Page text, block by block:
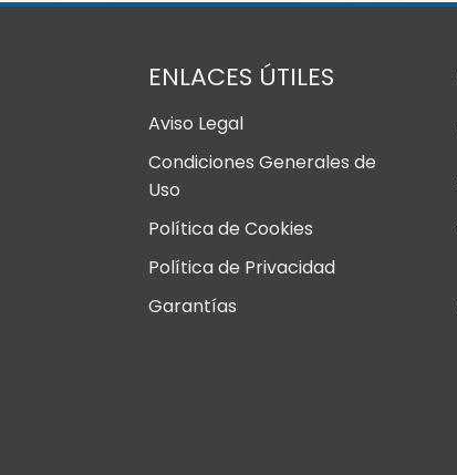
ENLACES ÚTILES
Aviso Legal
Condiciones Generales de
Uso
Política de Cookies
Política de Privacidad
Garantías